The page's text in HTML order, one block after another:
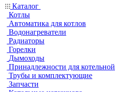
Каталог
Котлы
Автоматика для котлов
Водонагреватели
Радиаторы
Горелки
Дымоходы
Принадлежности для котельной
Трубы и комплектующие
Запчасти